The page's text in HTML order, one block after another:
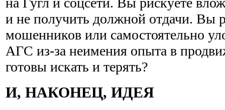
и не получить должной отдачи. Вы
мошенников или самостоятельно
АГС из-за неимения опыта в
готовы искать и терять?
И, НАКОНЕЦ, ИДЕЯ